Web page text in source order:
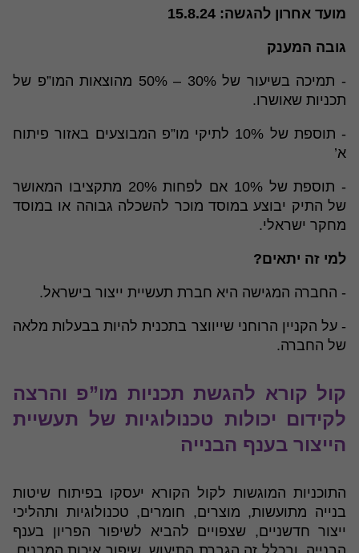
מועד אחרון להגשה: 15.8.24
גובה המענק
- תמיכה בשיעור של 30% – 50% מהוצאות המו”פ של
תכניות שאושרו.
- תוספת של 10% לתיקי מו”פ המבוצעים באזור פיתוח
א’
- תוספת של 10% אם לפחות 20% מתקציבו המאושר
של התיק יבוצע במוסד מוכר להשכלה גבוהה או במוסד
מחקר ישראלי.
למי זה יתאים?
- החברה המגישה היא חברת תעשיית ייצור בישראל.
- על הקניין הרוחני שייווצר בתכנית להיות בבעלות מלאה
של החברה.
קול קורא להגשת תכניות מו”פ והרצה
לקידום יכולות טכנולוגיות של תעשיית
הייצור בענף הבנייה
התוכניות המוגשות לקול הקורא יעסקו בפיתוח שיטות
בנייה מתועשות, מוצרים, חומרים, טכנולוגיות ותהליכי
ייצור חדשניים, שצפויים להביא לשיפור הפריון בענף